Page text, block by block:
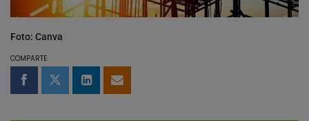
Foto: Canva
COMPARTE
Compartir en Facebook
Compartir en Twitter
Compartir en LinkedIn
Compartir por email